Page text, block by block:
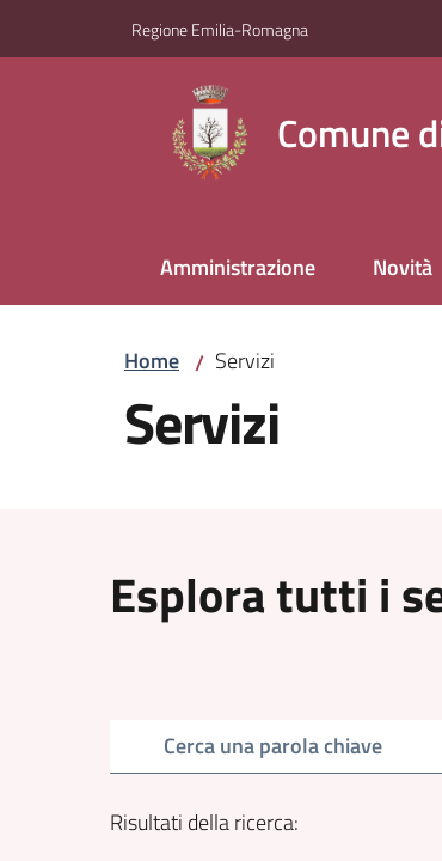
Regione Emilia-Romagna
Comune
Amministrazione Novità
Home / Servizi
Servizi
Esplora tutti i
Cerca una parola chiave
Risultati della ricerca: